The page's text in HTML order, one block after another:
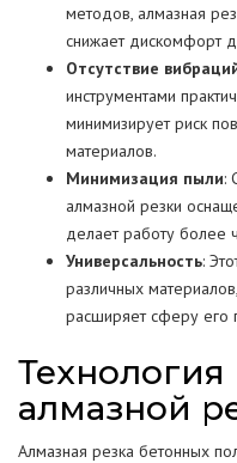
методов, алмазная
снижает дискомфорт
Отсутствие
инструментами
минимизирует риск
материалов.
Минимизация пыли:
алмазной резки
делает работу более
Универсальность:
различных
расширяет сферу его
алмазной
Алмазная резка бетонных